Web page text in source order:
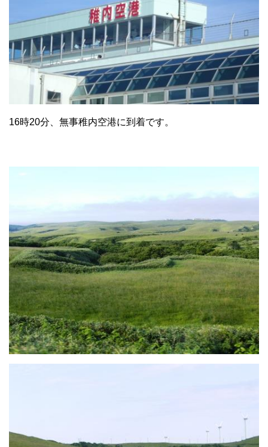
16時20分、無事稚内空港に到着です。